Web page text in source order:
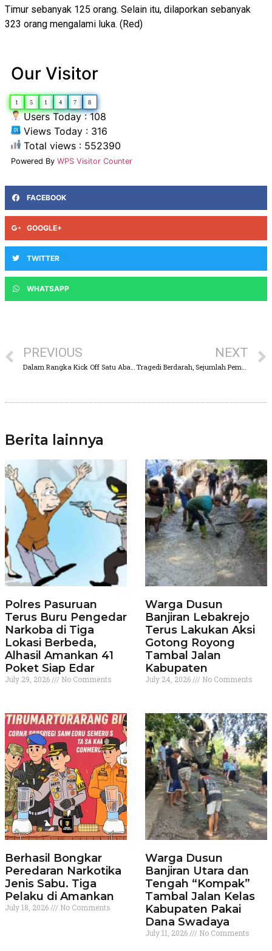
Timur sebanyak 125 orang. Selain itu, dilaporkan sebanyak
323 orang mengalami luka. (Red)
Our Visitor
1 5 1 4 7 8
Users Today : 108
Views Today : 316
Total views : 552390
Powered By WPS Visitor Counter
FACEBOOK
GOOGLE+
TWITTER
WHATSAPP
PREVIOUS NEXT
Berita lainnya
Polres Pasuruan
Terus Buru Pengedar
Narkoba di Tiga
Lokasi Berbeda,
Alhasil Amankan 41
Poket Siap Edar
July 29, 2026 No Comments
Warga Dusun
Banjiran Lebakrejo
Terus Lakukan Aksi
Gotong Royong
Tambal Jalan
Kabupaten
July 24, 2026 No Comments
Berhasil Bongkar
Peredaran Narkotika
Jenis Sabu. Tiga
Pelaku di Amankan
July 18, 2026 No Comments
Warga Dusun
Banjiran Utara dan
Tengah “Kompak”
Tambal Jalan Kelas
Kabupaten Pakai
Dana Swadaya
July 11, 2026 No Comments